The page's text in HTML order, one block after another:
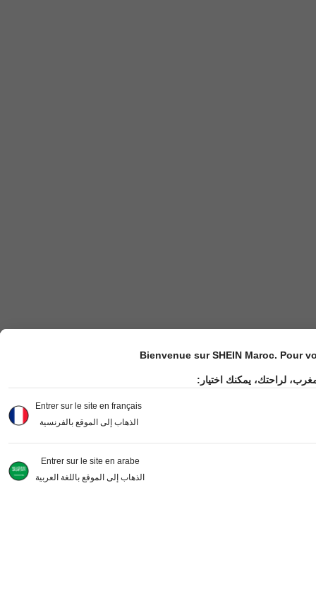
Bienvenue sur SHEIN Maroc. Pour
لراحتك، يمكنك اختيار:
Entrer sur le site en français
الذهاب إلى الموقع بالفرنسية
Entrer sur le site en arabe
الذهاب إلى الموقع باللغة العربية